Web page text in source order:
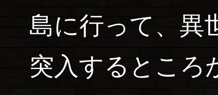
島に行って、異
突入するところ